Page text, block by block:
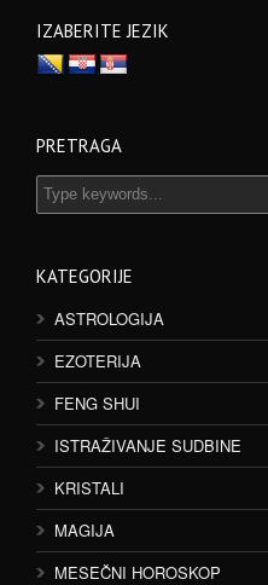
IZABERITE JEZIK
PRETRAGA
KATEGORIJE
ASTROLOGIJA
EZOTERIJA
FENG SHUI
ISTRAŽIVANJE SUDBINE
KRISTALI
MAGIJA
MESEČNI HOROSKOP